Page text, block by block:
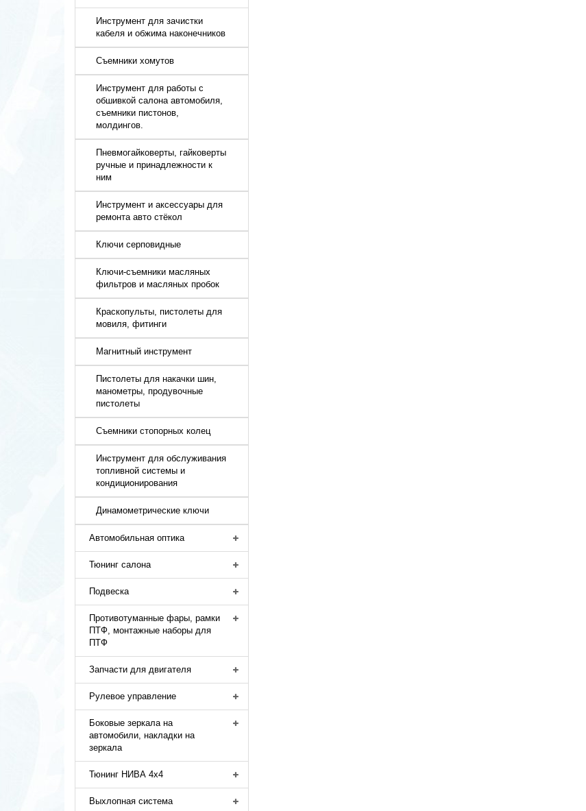
Инструмент для зачистки
кабеля и обжима наконечников
Съемники хомутов
Инструмент для работы с
обшивкой салона автомобиля,
съемники пистонов,
молдингов.
Пневмогайковерты, гайковерты
ручные и принадлежности к
ним
Инструмент и аксессуары для
ремонта авто стёкол
Ключи серповидные
Ключи-съемники масляных
фильтров и масляных пробок
Краскопульты, пистолеты для
мовиля, фитинги
Магнитный инструмент
Пистолеты для накачки шин,
манометры, продувочные
пистолеты
Съемники стопорных колец
Инструмент для обслуживания
топливной системы и
кондиционирования
Динамометрические ключи
Автомобильная оптика
Тюнинг салона
Подвеска
Противотуманные фары, рамки
ПТФ, монтажные наборы для
ПТФ
Запчасти для двигателя
Рулевое управление
Боковые зеркала на
автомобили, накладки на
зеркала
Тюнинг НИВА 4х4
Выхлопная система